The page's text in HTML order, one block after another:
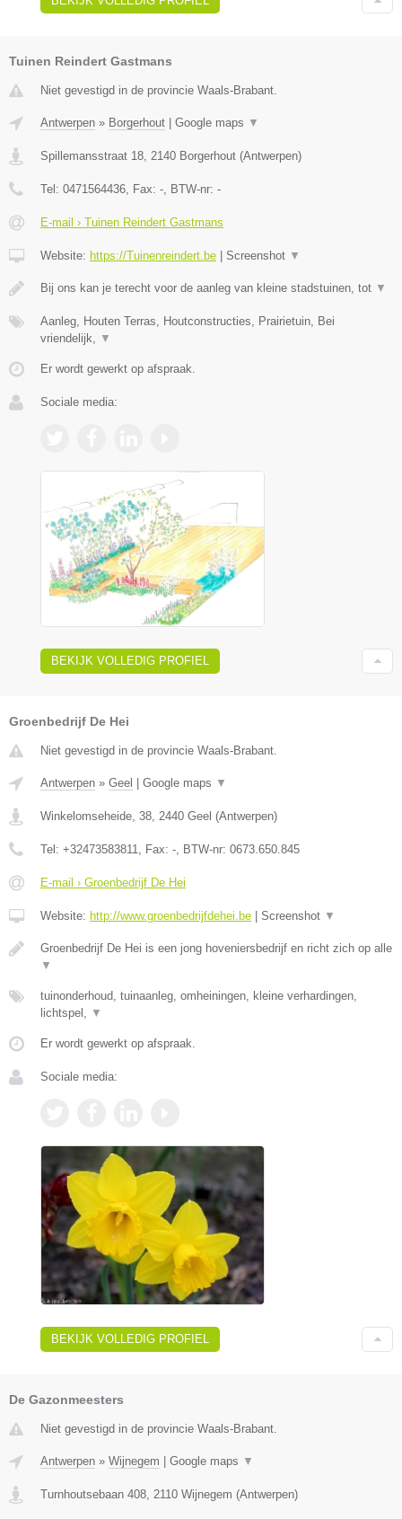
Tuinen Reindert Gastmans
Niet gevestigd in de provincie Waals-Brabant.
Antwerpen » Borgerhout Google maps ▼
Spillemansstraat 18, 2140 Borgerhout (Antwerpen)
Tel: 0471564436, Fax: -, BTW-nr: -
E-mail › Tuinen Reindert Gastmans
Website: https://Tuinenreindert.be Screenshot ▼
Bij ons kan je terecht voor de aanleg van kleine stadstuinen, tot ▼
Aanleg, Houten Terras, Houtconstructies, Prairietuin, Bei
vriendelijk, ▼
Er wordt gewerkt op afspraak.
Sociale media:
BEKIJK VOLLEDIG PROFIEL
Groenbedrijf De Hei
Niet gevestigd in de provincie Waals-Brabant.
Antwerpen » Geel Google maps ▼
Winkelomseheide, 38, 2440 Geel (Antwerpen)
Tel: +32473583811, Fax: -, BTW-nr: 0673.650.845
E-mail › Groenbedrijf De Hei
Website: http://www.groenbedrijfdehei.be Screenshot ▼
Groenbedrijf De Hei is een jong hoveniersbedrijf en richt zich op alle
▼
tuinonderhoud, tuinaanleg, omheiningen, kleine verhardingen,
lichtspel, ▼
Er wordt gewerkt op afspraak.
Sociale media:
BEKIJK VOLLEDIG PROFIEL
De Gazonmeesters
Niet gevestigd in de provincie Waals-Brabant.
Antwerpen » Wijnegem | Google maps ▼
Turnhoutsebaan 408 2110 Wijnegem (Antwerpen)